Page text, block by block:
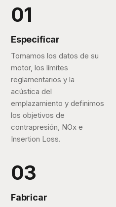
Especificar
Tomamos los datos de su
motor, los límites
reglamentarios y la
acústica del
emplazamiento y definimos
los objetivos de
contrapresión, NOx e
Insertion Loss.
Fabricar